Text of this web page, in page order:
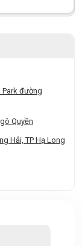
Park đường
Quyền
Hải, TP Hạ Long